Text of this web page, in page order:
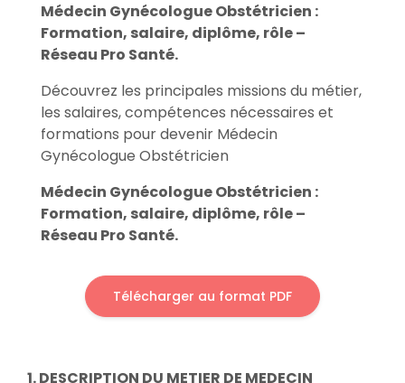
Médecin Gynécologue Obstétricien :
Formation, salaire, diplôme, rôle –
Réseau Pro Santé.
Découvrez les principales missions du métier,
les salaires, compétences nécessaires et
formations pour devenir Médecin
Gynécologue Obstétricien
Médecin Gynécologue Obstétricien :
Formation, salaire, diplôme, rôle –
Réseau Pro Santé.
Télécharger au format PDF
1. DESCRIPTION DU METIER DE MEDECIN